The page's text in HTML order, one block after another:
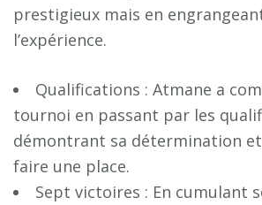
prestigieux mais en
l’expérience.
Qualifications : Atmane a
tournoi en passant par les
démontrant sa détermination et
faire une place.
Sept victoires : En cumulant